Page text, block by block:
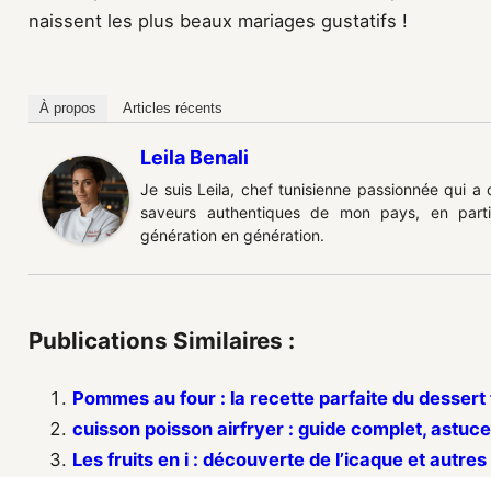
naissent les plus beaux mariages gustatifs !
À propos Articles récents
Leila Benali
Je suis Leila, chef tunisienne passionnée qui
saveurs authentiques de mon pays, en
génération en génération.
Publications Similaires :
Pommes au four : la recette parfaite du
cuisson poisson airfryer : guide complet,
Les fruits en i : découverte de l’icaque et